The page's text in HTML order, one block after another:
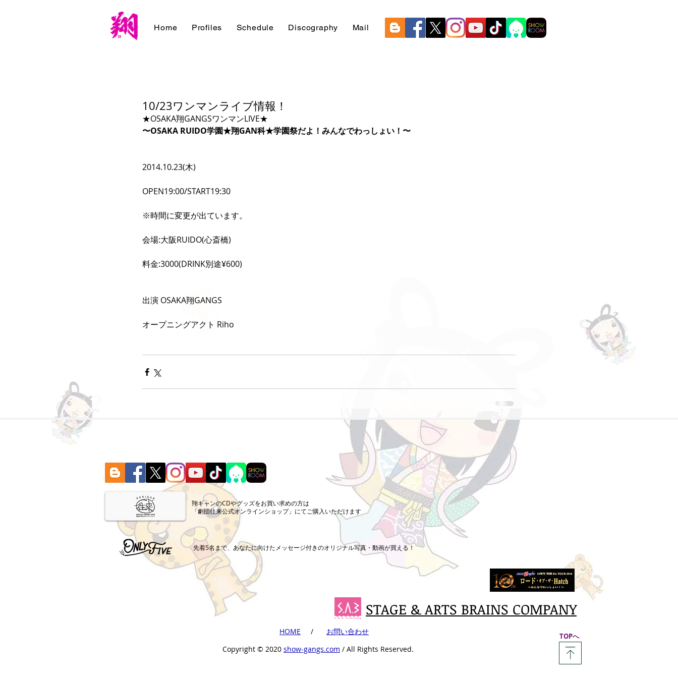
Home Profiles Schedule Discography Mail
10/23ワンマンライブ情報！
★OSAKA翔GANGSワンマンLIVE★
〜OSAKA RUIDO学園★翔GAN科★学園祭だよ！みんなでわっしょい！〜
2014.10.23(木)
OPEN19:00/START19:30
※時間に変更が出ています。
会場:大阪RUIDO(心斎橋)
料金:3000(DRINK別途¥600)
出演 OSAKA翔GANGS
オープニングアクト Riho
​翔ギャンのCDやグッズをお買い求めの方は
「劇団往来公式オンラインショップ」にてご購入いただけます
​先着5名まで、あなたに向けたメッセージ付きのオリジナル写真・動画が買える！
STAGE & ARTS BRAINS COMPANY
​HOME ​ /
​お問い合わせ
Copyright ©︎ 2020 show-gangs.com / All Rights Reserved.
​TOPへ